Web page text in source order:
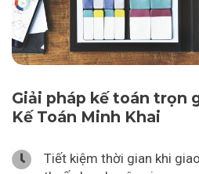
Giải pháp kế toán trọn
Kế Toán Minh Khai
Tiết kiệm thời gian khi